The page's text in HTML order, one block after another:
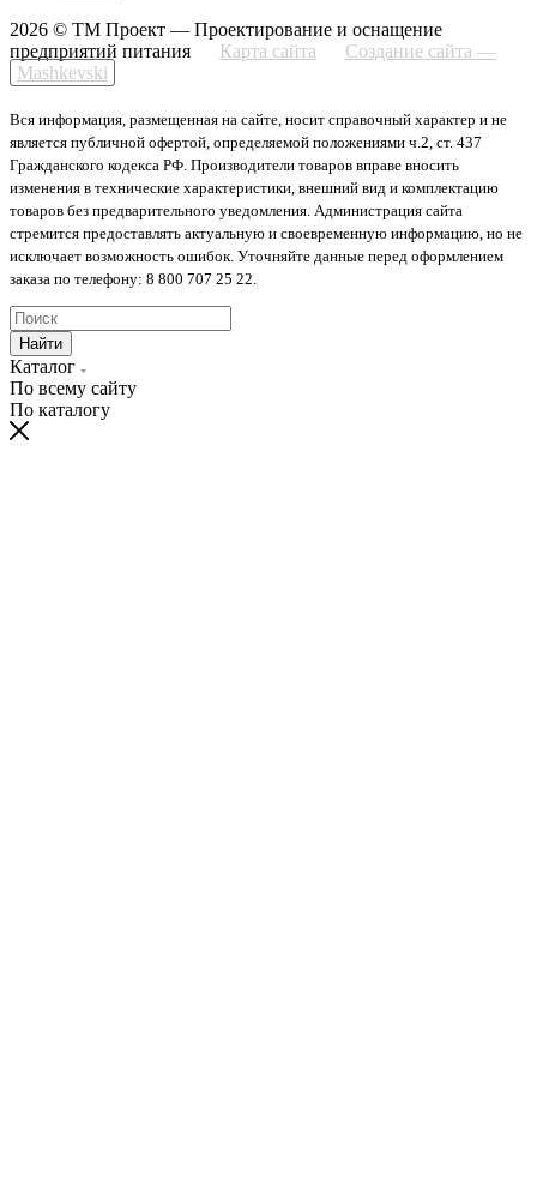
2026 © ТМ Проект — Проектирование и оснащение
предприятий питания
Карта сайта
Создание сайта —
Mashkevski
Вся информация, размещенная на сайте, носит справочный характер и не
является публичной офертой, определяемой положениями ч.2, ст. 437
Гражданского кодекса РФ. Производители товаров вправе вносить
изменения в технические характеристики, внешний вид и комплектацию
товаров без предварительного уведомления. Администрация сайта
стремится предоставлять актуальную и своевременную информацию, но не
исключает возможность ошибок. Уточняйте данные перед оформлением
заказа по телефону: 8 800 707 25 22.
Найти
Каталог
По всему сайту
По каталогу